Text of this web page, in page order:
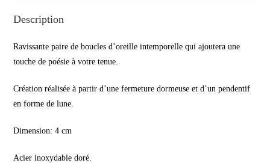
Description
Ravissante paire de boucles d’oreille intemporelle qui ajoutera une
touche de poésie à votre tenue.
Création réalisée à partir d’une fermeture dormeuse et d’un pendentif
en forme de lune.
Dimension: 4 cm
Acier inoxydable doré.